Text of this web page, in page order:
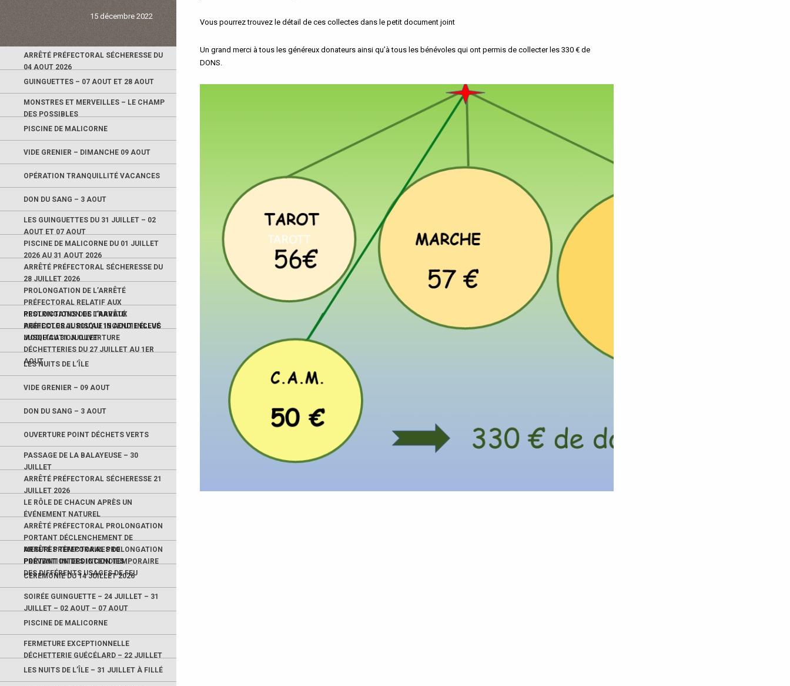
15 décembre 2022
ARRÊTÉ PRÉFECTORAL SÉCHERESSE DU
04 AOUT 2026
GUINGUETTES – 07 AOUT ET 28 AOUT
MONSTRES ET MERVEILLES – LE CHAMP
DES POSSIBLES
PISCINE DE MALICORNE
VIDE GRENIER – DIMANCHE 09 AOUT
OPÉRATION TRANQUILLITÉ VACANCES
DON DU SANG – 3 AOUT
LES GUINGUETTES DU 31 JUILLET – 02
AOUT ET 07 AOUT
PISCINE DE MALICORNE DU 01 JUILLET
2026 AU 31 AOUT 2026
ARRÊTÉ PRÉFECTORAL SÉCHERESSE DU
28 JUILLET 2026
PROLONGATION DE L’ARRÊTÉ
PRÉFECTORAL RELATIF AUX
RESTRICTIONS DES TRAVAUX
AGRICOLES JUSQU’AU 15 AOUT INCLUS
PROLONGATION DE L’ARRÊTÉ
PRÉFECTORAL RISQUE INCENDIE ÉLEVÉ
JUSQU’AU 31 JUILLET
MODIFICATION OUVERTURE
DÉCHETTERIES DU 27 JUILLET AU 1ER
AOUT
LES NUITS DE L’ÎLE
VIDE GRENIER – 09 AOUT
DON DU SANG – 3 AOUT
OUVERTURE POINT DÉCHETS VERTS
PASSAGE DE LA BALAYEUSE – 30
JUILLET
ARRÊTÉ PRÉFECTORAL SÉCHERESSE 21
JUILLET 2026
LE RÔLE DE CHACUN APRÈS UN
ÉVÉNEMENT NATUREL
ARRÊTÉ PRÉFECTORAL PROLONGATION
PORTANT DÉCLENCHEMENT DE
MESURES TEMPORAIRES DE
PRÉVENTION DES INCENDIES
ARRÊTÉ PRÉFECTORAL PROLONGATION
PORTANT INTERDICTION TEMPORAIRE
DES DIFFÉRENTS USAGES DE FEU
CÉRÉMONIE DU 14 JUILLET 2026
SOIRÉE GUINGUETTE – 24 JUILLET – 31
JUILLET – 02 AOUT – 07 AOUT
PISCINE DE MALICORNE
FERMETURE EXCEPTIONNELLE
DÉCHETTERIE GUÉCÉLARD – 22 JUILLET
LES NUITS DE L’ÎLE – 31 JUILLET À FILLÉ
Vous pourrez trouvez le détail de ces collectes dans le petit document joint
Un grand merci à tous les généreux donateurs ainsi qu’à tous les bénévoles qui ont permis de collecter les 330 € de
DONS.